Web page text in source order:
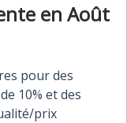
en Août
pour des
10% et des
prix